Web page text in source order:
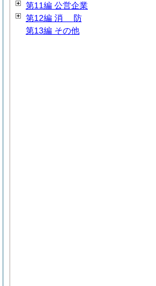
第11編 公営企業
第12編 消 防
第13編 その他